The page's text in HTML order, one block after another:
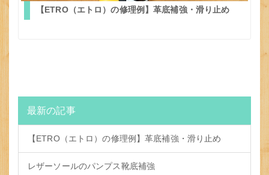
【ETRO（エトロ）の修理例】革底補強・滑り止め
最新の記事
【ETRO（エトロ）の修理例】革底補強・滑り止め
レザーソールのパンプス靴底補強